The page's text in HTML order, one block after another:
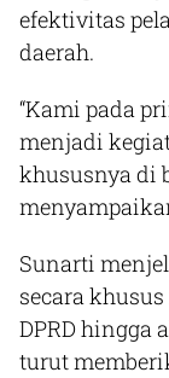
efektivitas
daerah.
“Kami pada
menjadi
khususnya di
Sunarti
secara
DPRD hingga
turut